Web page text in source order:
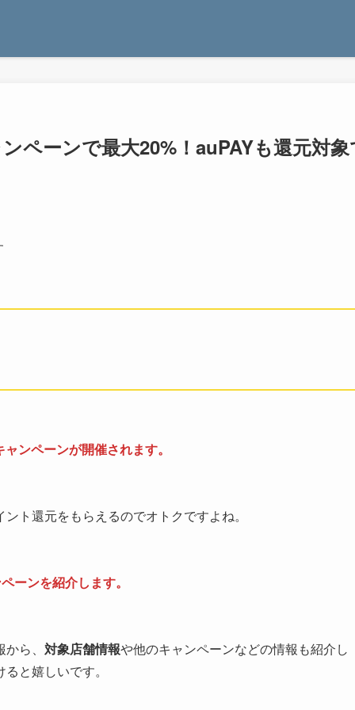
ペーンで最大20%！auPAYも還元対
ンペーンが開催されます。
ト還元をもらえるのでオトクですよね。
ーンを紹介します。
ら、 対象店舗情報や他のキャンペーンなどの情報も紹介し
と嬉しいです。